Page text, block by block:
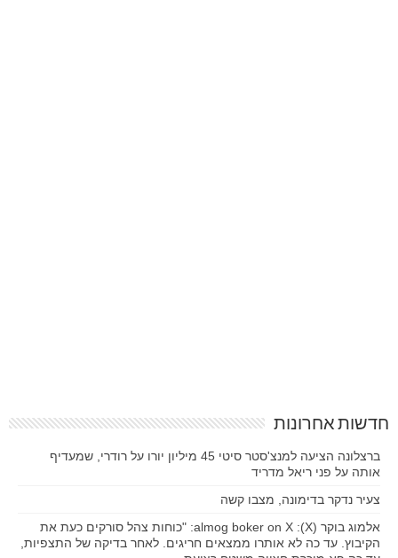
חדשות אחרונות
ברצלונה הציעה למנצ'סטר סיטי 45 מיליון יורו על רודרי, שמעדיף
אותה על פני ריאל מדריד
צעיר נדקר בדימונה, מצבו קשה
אלמוג בוקר (X): almog boker on X: "כוחות צהל סורקים כעת את
הקיבוץ. עד כה לא אותרו ממצאים חריגים. לאחר בדיקה של התצפיות,